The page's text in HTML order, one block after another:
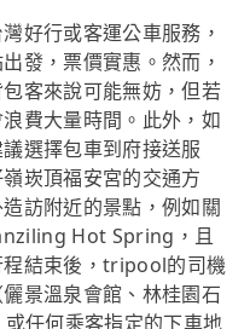
好行或客運公車服務，
發，票價實惠。然而，
客來說可能無妨，但若
費大量時間。此外，如
選擇包車到府接送服
崁頂福安宮的交通方
訪附近的景點，例如關
Hot Spring，且
程結束後，tripool的司機
景溫泉會館、林桂園石
任何乘客指定的下車地